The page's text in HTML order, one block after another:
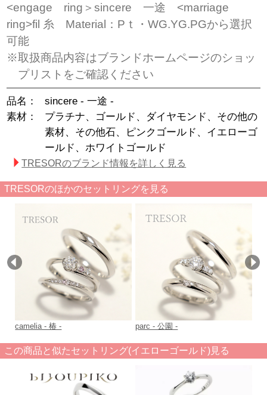
<engage ring＞sincere 一途 <marriage
ring>fil 糸 Material：Pｔ・WG.YG.PGから選択
可能
※取扱商品内容はブランドホームページのショッ
プリストをご確認ください
品名：
sincere - 一途 -
素材：
プラチナ、ゴールド、ダイヤモンド、その他の
素材、その他石、ピンクゴールド、イエローゴ
ールド、ホワイトゴールド
TRESORのブランド情報を詳しく見る
TRESORのほかのセットリングを見る
camelia - 椿 - parc - 公園 -
この商品と似たセットリング(イエローゴールド)見る